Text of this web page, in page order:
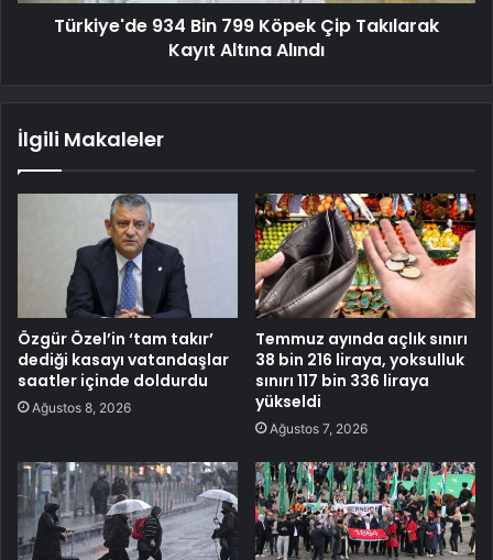
Türkiye'de 934 Bin 799 Köpek Çip Takılarak
Kayıt Altına Alındı
İlgili Makaleler
Özgür Özel’in ‘tam takır’
dediği kasayı vatandaşlar
saatler içinde doldurdu
Ağustos 8, 2026
Temmuz ayında açlık sınırı
38 bin 216 liraya, yoksulluk
sınırı 117 bin 336 liraya
yükseldi
Ağustos 7, 2026